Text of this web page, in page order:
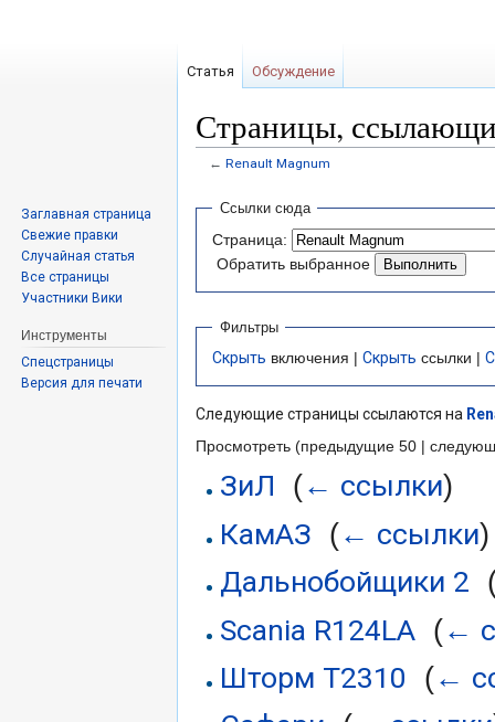
Страницы,
← Renault Magnum
Перейти
навигации
Перейти
поиску
Ссылки сюда
Страница:
Обратить выбранное
Фильтры
Скрыть включения | Скрыть ссылки |
Следующие страницы ссылаются на
Просмотреть (предыдущие 50 |
ЗиЛ (← ссылки)
КамАЗ (← ссылки)
Дальнобойщики 2
Scania R124LA (←
Шторм Т2310
(←
Статья Обсуждение
Заглавная страница
Свежие правки
Случайная статья
Все страницы
Участники Вики
Инструменты
Спецстраницы
Версия для печати